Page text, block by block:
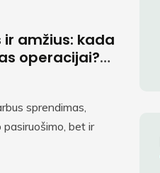
amžius: kada
operacijai?
sprendimas,
bet ir